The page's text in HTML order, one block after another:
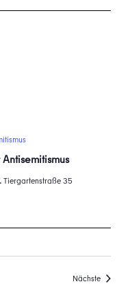
Tiergartenstraße 35
Nächste